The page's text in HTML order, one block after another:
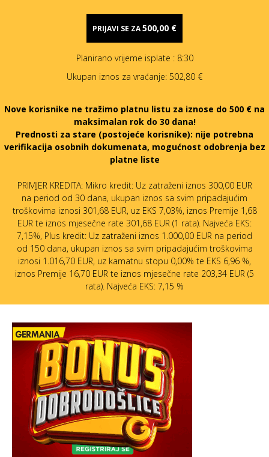
PRIJAVI SE ZA500,00 €
Planirano vrijeme isplate : 8:30
Ukupan iznos za vraćanje: 502,80 €
Nove korisnike ne tražimo platnu listu za iznose do 500 € na
maksimalan rok do 30 dana!
Prednosti za stare (postojeće korisnike): nije potrebna
verifikacija osobnih dokumenata, mogućnost odobrenja bez
platne liste
PRIMJER KREDITA: Mikro kredit: Uz zatraženi iznos 300,00 EUR
na period od 30 dana, ukupan iznos sa svim pripadajućim
troškovima iznosi 301,68 EUR, uz EKS 7,03%, iznos Premije 1,68
EUR te iznos mjesečne rate 301,68 EUR (1 rata). Najveća EKS:
7,15%, Plus kredit: Uz zatraženi iznos 1.000,00 EUR na period
od 150 dana, ukupan iznos sa svim pripadajućim troškovima
iznosi 1.016,70 EUR, uz kamatnu stopu 0,00% te EKS 6,96 %,
iznos Premije 16,70 EUR te iznos mjesečne rate 203,34 EUR (5
rata). Najveća EKS: 7,15 %